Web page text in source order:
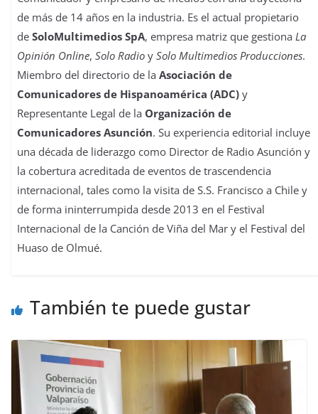
de más de 14 años en la industria. Es el actual propietario
deSoloMultimedios SpA, empresa matriz que gestionaLa
Opinión Online,Solo Radio ySolo Multimedios Producciones.
Miembro del directorio de laAsociación de
Comunicadores de Hispanoamérica (ADC) y
Representante Legal de la Organización de
Comunicadores Asunción. Su experiencia editorial incluye
una década de liderazgo como Director de Radio Asunción y
la cobertura acreditada de eventos de trascendencia
internacional, tales como la visita de S.S. Francisco a Chile y
de forma ininterrumpida desde 2013 en el Festival
Internacional de la Canción de Viña del Mar y el Festival del
Huaso de Olmué.
También te puede gustar